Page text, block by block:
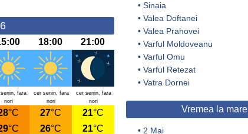
18:00 21:00
fara
nori
cer senin, fara
nori
cer senin, fara
nori
°C 27°C 21°C
°C 26°C 21°C
• Sinaia
• Valea Doftanei
• Valea Prahovei
• Varful Moldoveanu
• Varful Omu
• Varful Retezat
• Vatra Dornei
Vremea la mare
• 2 Mai